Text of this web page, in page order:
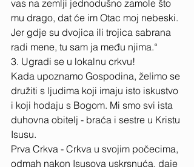
vas na zemlji jednodušno zamole što
mu drago, dat će im Otac moj nebeski.
Jer gdje su dvojica ili trojica sabrana
radi mene, tu sam ja među njima.“
3. Ugradi se u lokalnu crkvu!
Kada upoznamo Gospodina, želimo se
družiti s ljudima koji imaju isto iskustvo
i koji hodaju s Bogom. Mi smo svi ista
duhovna obitelj - braća i sestre u Kristu
Isusu.
Prva Crkva - Crkva u svojim počecima,
odmah nakon Isusova uskrsnuća, daje